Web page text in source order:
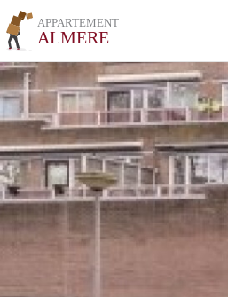
APPARTEMENT
ALMERE